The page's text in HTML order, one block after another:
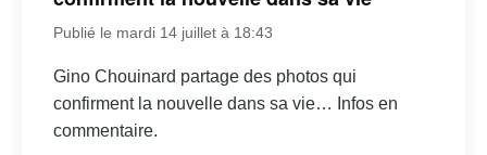
Publié le mardi 14 juillet à 18:43
Gino Chouinard partage des photos qui
confirment la nouvelle dans sa vie… Infos en
commentaire.